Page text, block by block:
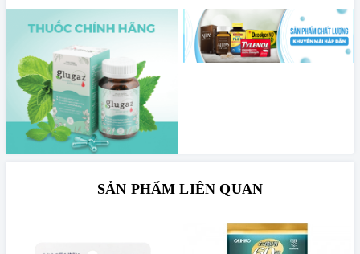
SẢN PHẨM LIÊN QUAN